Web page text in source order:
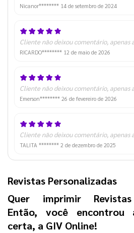
Nicanor******** 14 de setembro de 2024
Cliente não deixou comentário, apenas
RICARDO******** 12 de maio de 2026
Cliente não deixou comentário, apenas
Emerson******** 26 de fevereiro de 2026
Cliente não deixou comentário, apenas
TALITA ******** 2 de dezembro de 2025
Revistas Personalizadas
Quer imprimir Revistas
Então, você encontrou
certa, a GIV Online!